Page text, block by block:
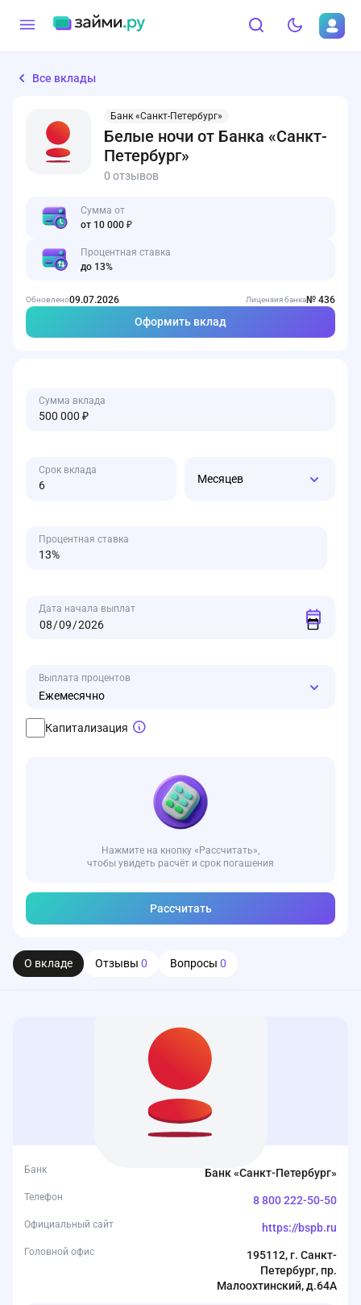
Все вклады
Банк «Санкт-Петербург»
Белые ночи от Банка «Санкт-
Петербург»
0 отзывов
Сумма от
от 10 000 ₽
Процентная ставка
до 13%
Оформить вклад
Обновлено09.07.2026 Лицензия банка№ 436
Сумма вклада
Срок вклада
Месяцев
Процентная ставка
Дата начала выплат
Выплата процентов
Ежемесячно
Капитализация
Нажмите на кнопку «Рассчитать»,
чтобы увидеть расчёт и срок погашения
Рассчитать
О вкладе Отзывы 0 Вопросы 0
Банк Банк «Санкт-Петербург»
Телефон 8 800 222-50-50
Официальный сайт https://bspb.ru
Головной офис
195112, г. Санкт-
Петербург, пр.
Малоохтинский, д.64А